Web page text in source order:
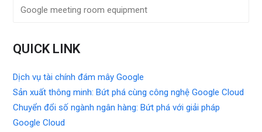
Google meeting room equipment
QUICK LINK
Dịch vụ tài chính đám mây Google
Sản xuất thông minh: Bứt phá cùng công nghệ Google Cloud
Chuyển đổi số ngành ngân hàng: Bứt phá với giải pháp
Google Cloud